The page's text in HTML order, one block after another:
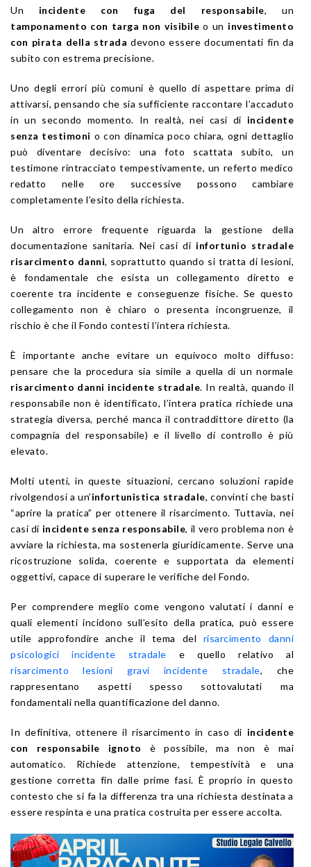
Un incidente con fuga del responsabile, un
tamponamento con targa non visibile o un investimento
con pirata della strada devono essere documentati fin da
subito con estrema precisione.
Uno degli errori più comuni è quello di aspettare prima di
attivarsi, pensando che sia sufficiente raccontare l’accaduto
in un secondo momento. In realtà, nei casi di incidente
senza testimoni o con dinamica poco chiara, ogni dettaglio
può diventare decisivo: una foto scattata subito, un
testimone rintracciato tempestivamente, un referto medico
redatto nelle ore successive possono cambiare
completamente l’esito della richiesta.
Un altro errore frequente riguarda la gestione della
documentazione sanitaria. Nei casi di infortunio stradale
risarcimento danni, soprattutto quando si tratta di lesioni,
è fondamentale che esista un collegamento diretto e
coerente tra incidente e conseguenze fisiche. Se questo
collegamento non è chiaro o presenta incongruenze, il
rischio è che il Fondo contesti l’intera richiesta.
È importante anche evitare un equivoco molto diffuso:
pensare che la procedura sia simile a quella di un normale
risarcimento danni incidente stradale. In realtà, quando il
responsabile non è identificato, l’intera pratica richiede una
strategia diversa, perché manca il contraddittore diretto (la
compagnia del responsabile) e il livello di controllo è più
elevato.
Molti utenti, in queste situazioni, cercano soluzioni rapide
rivolgendosi a un’infortunistica stradale, convinti che basti
“aprire la pratica” per ottenere il risarcimento. Tuttavia, nei
casi di incidente senza responsabile, il vero problema non è
avviare la richiesta, ma sostenerla giuridicamente. Serve una
ricostruzione solida, coerente e supportata da elementi
oggettivi, capace di superare le verifiche del Fondo.
Per comprendere meglio come vengono valutati i danni e
quali elementi incidono sull’esito della pratica, può essere
utile approfondire anche il tema del risarcimento danni
psicologici incidente stradale e quello relativo al
risarcimento lesioni gravi incidente stradale, che
rappresentano aspetti spesso sottovalutati ma
fondamentali nella quantificazione del danno.
In definitiva, ottenere il risarcimento in caso di incidente
con responsabile ignoto è possibile, ma non è mai
automatico. Richiede attenzione, tempestività e una
gestione corretta fin dalle prime fasi. È proprio in questo
contesto che si fa la differenza tra una richiesta destinata a
essere respinta e una pratica costruita per essere accolta.